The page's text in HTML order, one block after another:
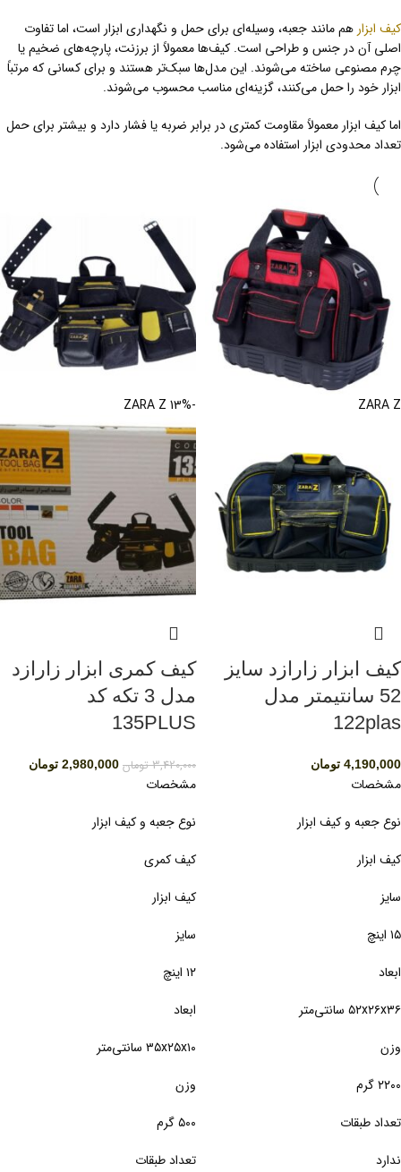
کیف ابزار هم مانند جعبه، وسیله‌ای برای حمل و نگهداری ابزار است، اما تفاوت
اصلی آن در جنس و طراحی است. کیف‌ها معمولاً از برزنت، پارچه‌های ضخیم یا
چرم مصنوعی ساخته می‌شوند. این مدل‌ها سبک‌تر هستند و برای کسانی که مرتباً
ابزار خود را حمل می‌کنند، گزینه‌ای مناسب محسوب می‌شوند.
اما کیف ابزار معمولاً مقاومت کمتری در برابر ضربه یا فشار دارد و بیشتر برای حمل
تعداد محدودی ابزار استفاده می‌شود.
ZARA Z
کیف ابزار زارازد سایز
52 سانتیمتر مدل
122plas
4,190,000 تومان
مشخصات
نوع جعبه و کیف ابزار
کیف ابزار
سایز
۱۵ اینچ
ابعاد
۵۲x۲۶x۳۶ سانتی‌متر
وزن
۲۲۰۰ گرم
تعداد طبقات
ندارد
-13%
ZARA Z
کیف کمری ابزار زارازد
مدل 3 تکه کد
135PLUS
3,420,000 تومان 2,980,000 تومان
مشخصات
نوع جعبه و کیف ابزار
کیف کمری
کیف ابزار
سایز
۱۲ اینچ
ابعاد
۳۵x۲۵x۱۰ سانتی‌متر
وزن
۵۰۰ گرم
تعداد طبقات